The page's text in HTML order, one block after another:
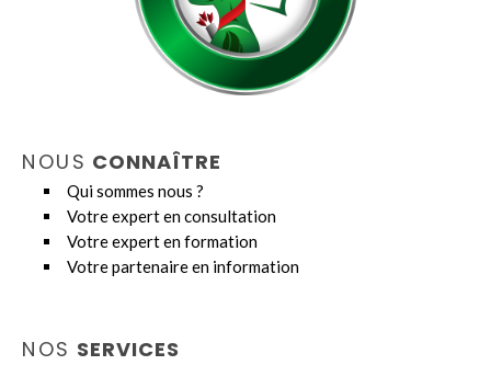
NOUS CONNAÎTRE
Qui sommes nous ?
Votre expert en consultation
Votre expert en formation
Votre partenaire en information
NOS SERVICES